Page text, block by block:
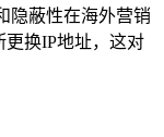
隐蔽性在海外营销
更换IP地址，这对